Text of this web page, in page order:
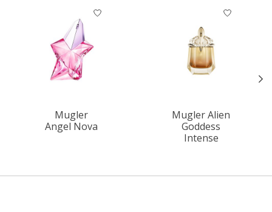
Items van productcarrousel
Mugler
Angel Nova
Mugler Alien
Goddess
Intense